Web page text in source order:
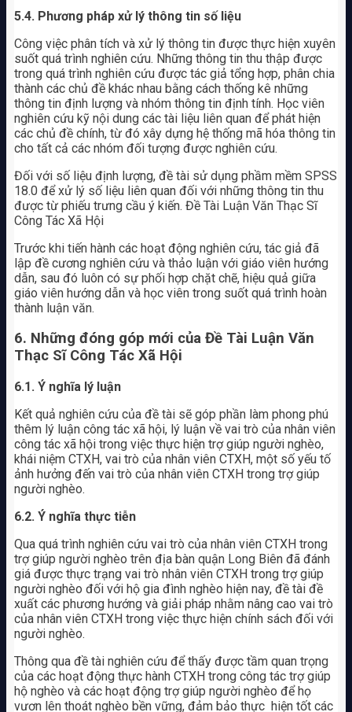
5.4. Phương pháp xử lý thông tin số liệu
Công việc phân tích và xử lý thông tin được thực hiện xuyên
suốt quá trình nghiên cứu. Những thông tin thu thập được
trong quá trình nghiên cứu được tác giả tổng hợp, phân chia
thành các chủ đề khác nhau bằng cách thống kê những
thông tin định lượng và nhóm thông tin định tính. Học viên
nghiên cứu kỹ nội dung các tài liệu liên quan để phát hiện
các chủ đề chính, từ đó xây dựng hệ thống mã hóa thông tin
cho tất cả các nhóm đối tượng được nghiên cứu.
Đối với số liệu định lượng, đề tài sử dụng phầm mềm SPSS
18.0 để xử lý số liệu liên quan đối với những thông tin thu
được từ phiếu trưng cầu ý kiến. Đề Tài Luận Văn Thạc Sĩ
Công Tác Xã Hội
Trước khi tiến hành các hoạt động nghiên cứu, tác giả đã
lập đề cương nghiên cứu và thảo luận với giáo viên hướng
dẫn, sau đó luôn có sự phối hợp chặt chẽ, hiệu quả giữa
giáo viên hướng dẫn và học viên trong suốt quá trình hoàn
thành luận văn.
6. Những đóng góp mới của Đề Tài Luận Văn
Thạc Sĩ Công Tác Xã Hội
6.1. Ý nghĩa lý luận
Kết quả nghiên cứu của đề tài sẽ góp phần làm phong phú
thêm lý luận công tác xã hội, lý luận về vai trò của nhân viên
công tác xã hội trong việc thực hiện trợ giúp người nghèo,
khái niệm CTXH, vai trò của nhân viên CTXH, một số yếu tố
ảnh hưởng đến vai trò của nhân viên CTXH trong trợ giúp
người nghèo.
6.2. Ý nghĩa thực tiễn
Qua quá trình nghiên cứu vai trò của nhân viên CTXH trong
trợ giúp người nghèo trên địa bàn quận Long Biên đã đánh
giá được thực trạng vai trò nhân viên CTXH trong trợ giúp
người nghèo đối với hộ gia đình nghèo hiện nay, đề tài đề
xuất các phương hướng và giải pháp nhằm nâng cao vai trò
của nhân viên CTXH trong việc thực hiện chính sách đối với
người nghèo.
Thông qua đề tài nghiên cứu để thấy được tầm quan trọng
của các hoạt động thực hành CTXH trong công tác trợ giúp
hộ nghèo và các hoạt động trợ giúp người nghèo để họ
vươn lên thoát nghèo bền vững, đảm bảo thực hiện tốt các